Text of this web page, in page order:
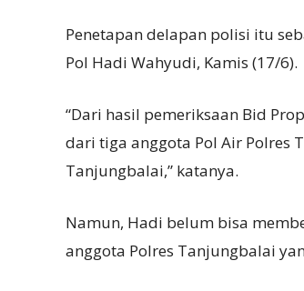
Penetapan delapan polisi itu
Pol Hadi Wahyudi, Kamis (17/6).
“Dari hasil pemeriksaan Bid
dari tiga anggota Pol Air Polres
Tanjungbalai,” katanya.
Namun, Hadi belum bisa
anggota Polres Tanjungbalai